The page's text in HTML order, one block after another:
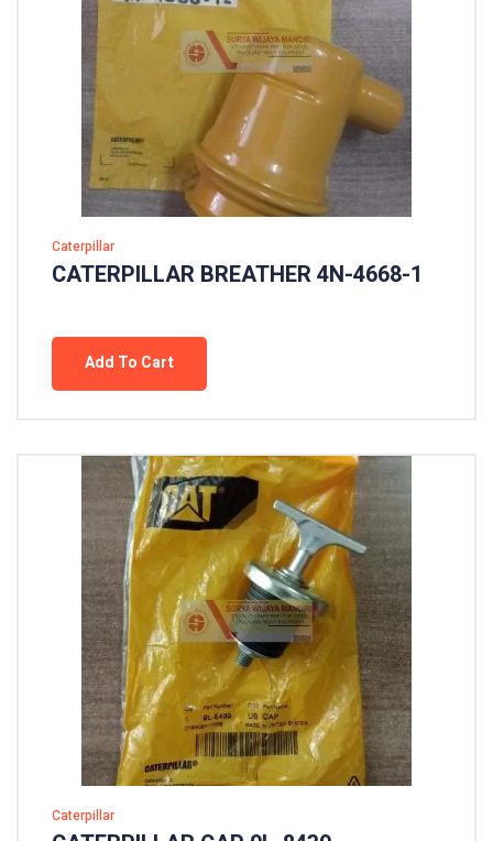
Caterpillar
CATERPILLAR BREATHER 4N-4668-1
Add To Cart
Caterpillar